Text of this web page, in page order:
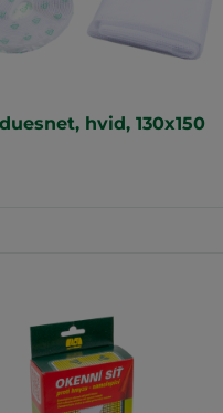
hvid, 130x150